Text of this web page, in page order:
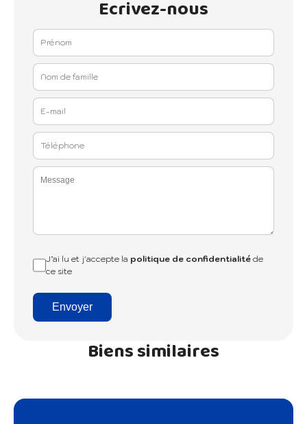
Ecrivez-nous
J’ai lu et j'accepte la politique de confidentialitéde
ce site
Envoyer
Biens similaires